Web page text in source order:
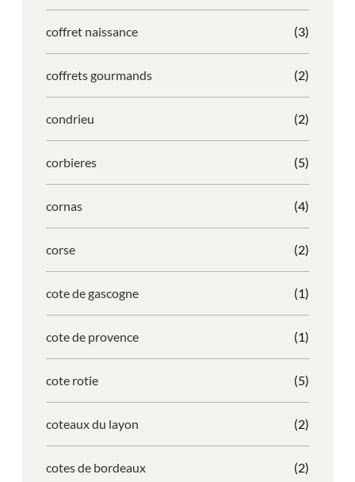
coffret naissance (3)
coffrets gourmands (2)
condrieu (2)
corbieres (5)
cornas (4)
corse (2)
cote de gascogne (1)
cote de provence (1)
cote rotie (5)
coteaux du layon (2)
cotes de bordeaux (2)